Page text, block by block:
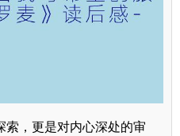
索，更是对内心深处的审